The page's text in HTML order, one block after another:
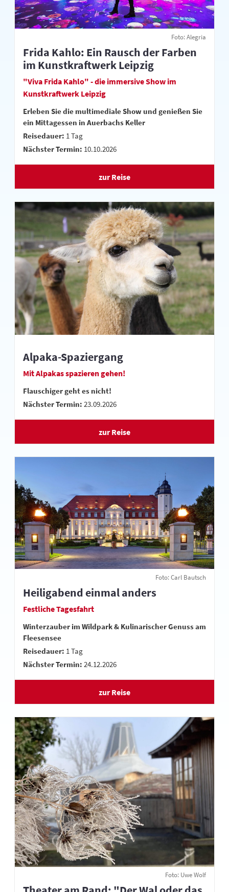
Foto: Alegria
Frida Kahlo: Ein Rausch der Farben
im Kunstkraftwerk Leipzig
"Viva Frida Kahlo" - die immersive Show im
Kunstkraftwerk Leipzig
Erleben Sie die multimediale Show und genießen Sie
ein Mittagessen in Auerbachs Keller
Reisedauer: 1 Tag
Nächster Termin: 10.10.2026
zur Reise
Alpaka-Spaziergang
Mit Alpakas spazieren gehen!
Flauschiger geht es nicht!
Nächster Termin: 23.09.2026
zur Reise
Foto: Carl Bautsch
Heiligabend einmal anders
Festliche Tagesfahrt
Winterzauber im Wildpark & Kulinarischer Genuss am
Fleesensee
Reisedauer: 1 Tag
Nächster Termin: 24.12.2026
zur Reise
Foto: Uwe Wolf